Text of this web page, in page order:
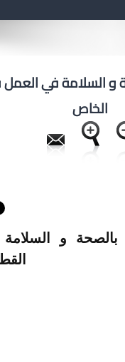
السلامة في العمل
الخاص
و